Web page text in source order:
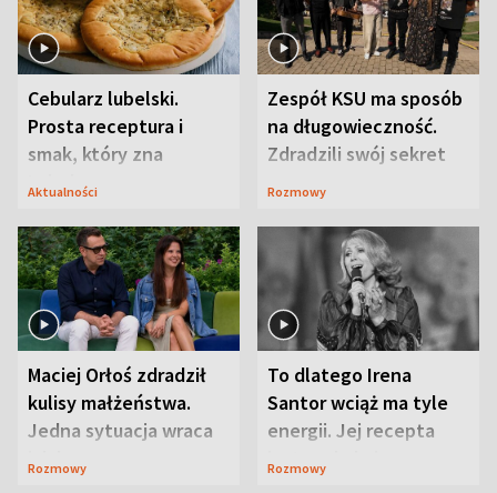
Cebularz lubelski.
Prosta receptura i
smak, który zna
Lubelszczyzna
Aktualności
Zespół KSU ma sposób
na długowieczność.
Zdradzili swój sekret
Rozmowy
Maciej Orłoś zdradził
kulisy małżeństwa.
Jedna sytuacja wraca
jak bumerang
Rozmowy
To dlatego Irena
Santor wciąż ma tyle
energii. Jej recepta
jest zaskakująco
Rozmowy